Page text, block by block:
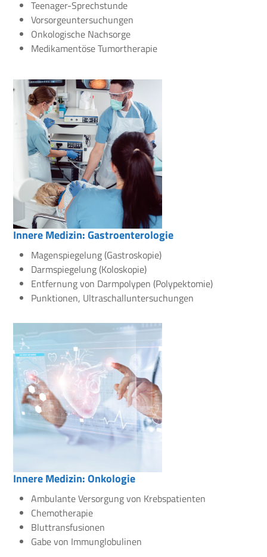
Teenager-Sprechstunde
Vorsorgeuntersuchungen
Onkologische Nachsorge
Medikamentöse Tumortherapie
Innere Medizin: Gastroenterologie
Magenspiegelung (Gastroskopie)
Darmspiegelung (Koloskopie)
Entfernung von Darmpolypen (Polypektomie)
Punktionen, Ultraschalluntersuchungen
Innere Medizin: Onkologie
Ambulante Versorgung von Krebspatienten
Chemotherapie
Bluttransfusionen
Gabe von Immunglobulinen